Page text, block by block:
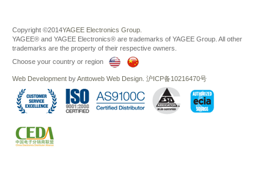
Copyright ©2014YAGEE Electronics Group.
YAGEE® and YAGEE Electronics® are trademarks of YAGEE Group. All other
trademarks are the property of their respective owners.
Choose your country or region
Web Development byAnttoweb Web Design 沪ICP备10216470号